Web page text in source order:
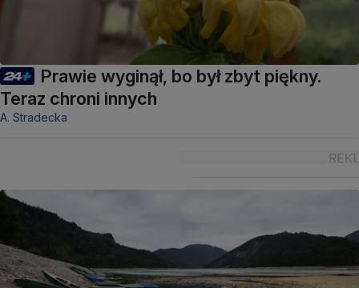
Prawie wyginął, bo był zbyt piękny.
Teraz chroni innych
A. Stradecka